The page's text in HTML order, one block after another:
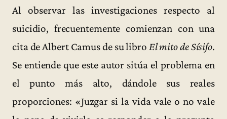
Al observar las investigaciones respecto al
suicidio, frecuentemente comienzan con una
cita de Albert Camus de su libro El mito de Sísifo.
Se entiende que este autor sitúa el problema en
el punto más alto, dándole sus reales
proporciones: «Juzgar si la vida vale o no vale